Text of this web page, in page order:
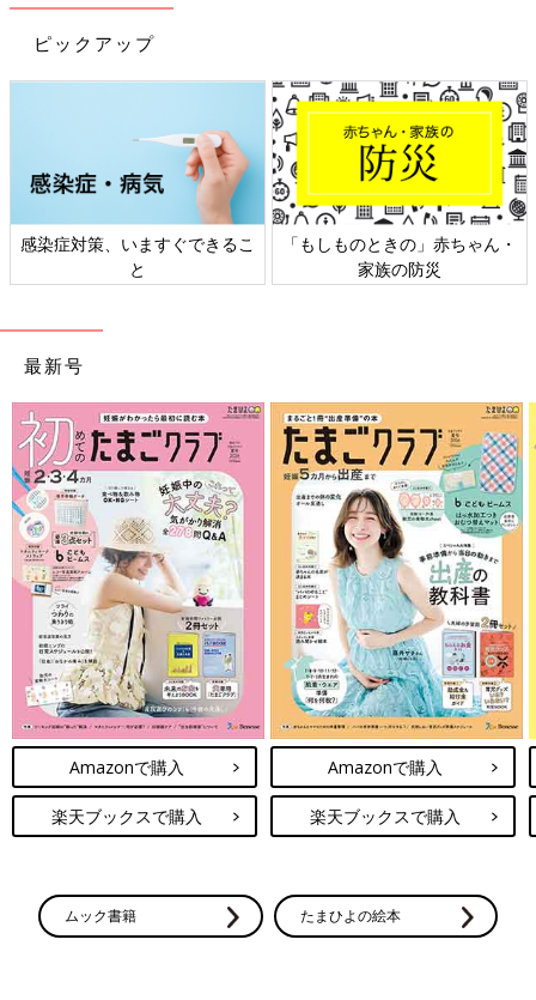
ピックアップ
日本外来小児科学会リーフレッ
ト検討会
六星占術 細木かおりさんの人生
相談
最新号
Amazonで購入
楽天ブックスで購入
Amazonで購入
楽天ブックスで購入
ムック書籍 たまひよの絵本